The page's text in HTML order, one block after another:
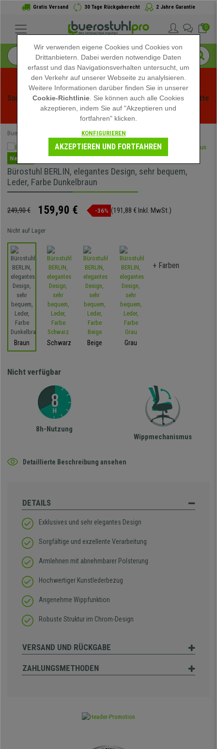
Gratis Versand 30 Tage Rückgaberecht 2 Jahre Garantie
0
Sommerschlussverauf bei buerstuhlpro! Exklusive Rabatte
für kurze Zeit - Aktion ansehen -
Buerostuhlpro Schreibtischstühle
Neuheit
Bürostuhl BERLIN, elegantes Design, sehr bequem,
Leder, Farbe Dunkelbraun
249,90 € 159,90 € -36% (191,88 € Inkl. MwSt.)
Nicht auf Lager
Braun Schwarz Beige Grau
+ Farben
Nicht verfügbar
8h-Nutzung
Wippmechanismus
Detaillierte Beschreibung ansehen
DETAILS
Exklusives und sehr elegantes Design
Sorgfältige und exzellente Verarbeitung
Armlehnen mit abnehmbarer Polsterung
Hochwertiger Kunstlederbezug
Angenehme Wippfunktion
Robuste Struktur im Chrom-Design
VERSAND UND RÜCKGABE
ZAHLUNGSMETHODEN
Wir verwenden eigene Cookies und Cookies von
Drittanbietern. Dabei werden notwendige Daten
erfasst und das Navigationsverhalten untersucht, um
den Verkehr auf unserer Webseite zu analylsieren.
Weitere Informationen darüber finden Sie in unserer
Cookie-Richtlinie . Sie können auch alle Cookies
akzeptieren, indem Sie auf "Akzeptieren und
fortfahren" klicken.
KONFIGURIEREN
AKZEPTIEREN UND FORTFAHREN